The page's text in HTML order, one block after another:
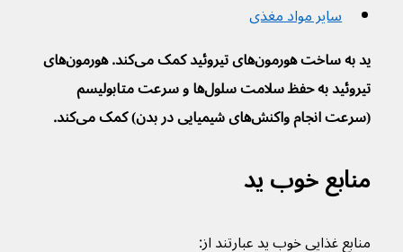
سایر مواد مغذی
ید به ساخت هورمون‌های تیروئید کمک می‌کند. هورمون‌های
تیروئید به حفظ سلامت سلول‌ها و سرعت متابولیسم
(سرعت انجام واکنش‌های شیمیایی در بدن) کمک می‌کند.
منابع خوب ید
منابع غذایی خوب ید عبارتند از: